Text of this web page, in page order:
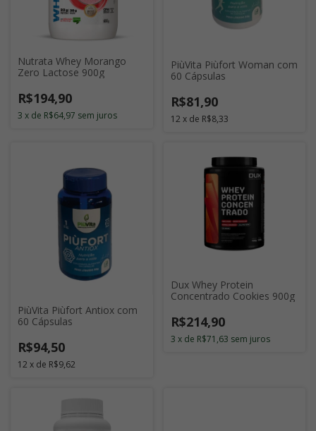
Nutrata Whey Morango
Zero Lactose 900g
R$194,90
3 x de R$64,97 sem juros
PiùVita Piùfort Woman com
60 Cápsulas
R$81,90
12 x de R$8,33
PiùVita Piùfort Antiox com
60 Cápsulas
R$94,50
12 x de R$9,62
Dux Whey Protein
Concentrado Cookies 900g
R$214,90
3 x de R$71,63 sem juros